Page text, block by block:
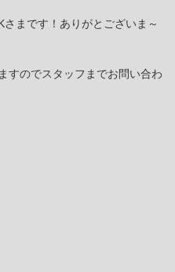
まです！ありがとございま～
すのでスタッフまでお問い合わ